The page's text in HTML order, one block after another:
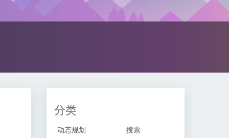
分类
动态规划 搜索